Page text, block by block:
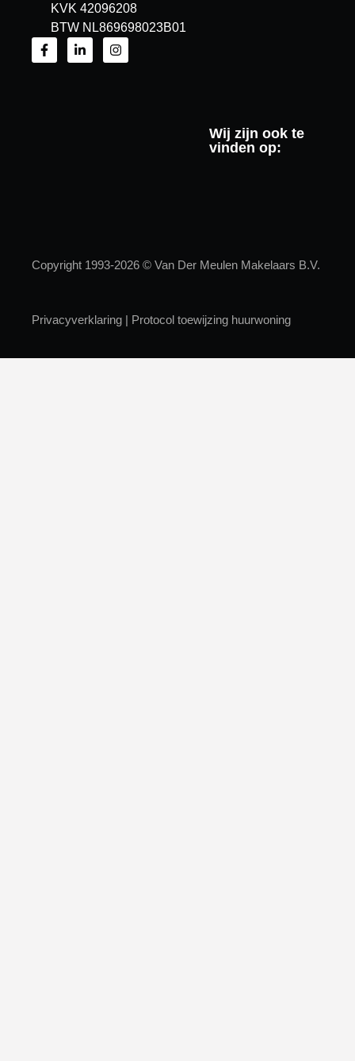
KVK 42096208
BTW NL869698023B01
Wij zijn ook te
vinden op:
Copyright 1993-2026 © Van Der Meulen Makelaars B.V.
Privacyverklaring | Protocol toewijzing huurwoning